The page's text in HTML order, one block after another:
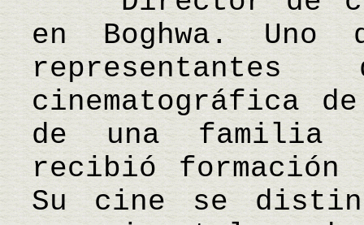
en Boghwa. Uno
cinematográfica
de una familia
recibió formación
Su cine se